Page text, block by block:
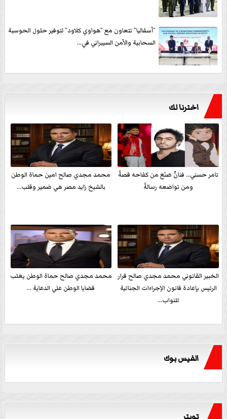
”أسفاليا” تتعاون مع ”هواوي كلاود” لتوفير حلول الحوسبة
السحابية والأمن السيبراني في...
اخترنا لك
تامر حسني… فنانٌ صَنَعَ من كفاحه قصةً
ومن تواضعه رسالةً
محمد مجدي صالح امين حماة الوطن
بالشيخ زايد مصر هي ضمير وقلب...
الخبير القانوني محمد مجدي صالح قرار
الرئيس بإعادة قانون الإجراءات الجنائية
للنواب...
محمد مجدي صالح حماة الوطن يغلب
قضايا الوطن علي الدعاية ...
الفيس بوك
تويتر